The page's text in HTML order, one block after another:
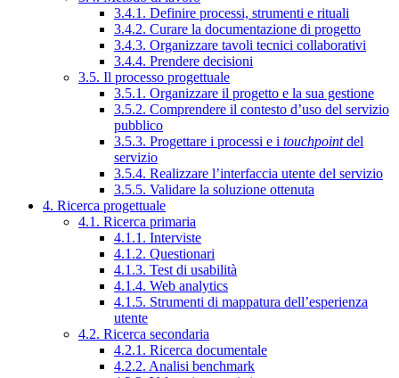
3.4.1. Definire processi, strumenti e rituali
3.4.2. Curare la documentazione di progetto
3.4.3. Organizzare tavoli tecnici collaborativi
3.4.4. Prendere decisioni
3.5. Il processo progettuale
3.5.1. Organizzare il progetto e la sua gestione
3.5.2. Comprendere il contesto d’uso del servizio
pubblico
3.5.3. Progettare i processi e i touchpointdel
servizio
3.5.4. Realizzare l’interfaccia utente del servizio
3.5.5. Validare la soluzione ottenuta
4. Ricerca progettuale
4.1. Ricerca primaria
4.1.1. Interviste
4.1.2. Questionari
4.1.3. Test di usabilità
4.1.4. Web analytics
4.1.5. Strumenti di mappatura dell’esperienza
utente
4.2. Ricerca secondaria
4.2.1. Ricerca documentale
4.2.2. Analisi benchmark